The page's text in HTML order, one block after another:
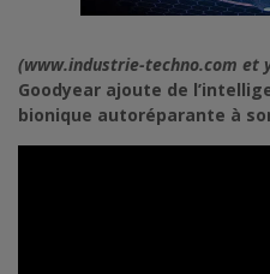
(www.industrie-techno.com et
Goodyear ajoute de
bionique autoréparante à